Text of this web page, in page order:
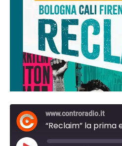
www.controradio.it